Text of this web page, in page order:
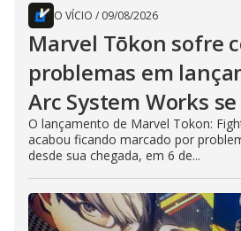
O VÍCIO / 09/08/2026
Marvel Tōkon sofre
problemas em
Arc System Works
O lançamento de Marvel Tokon:
acabou ficando marcado por
desde sua chegada, em 6 de...